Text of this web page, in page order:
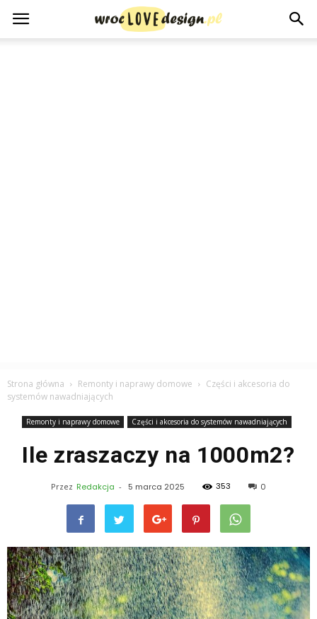
Strona główna Remonty i naprawy domowe
Części i akcesoria do
systemów nawadniających
Remonty i naprawy domowe Części i akcesoria do systemów nawadniających
Ile zraszaczy na 1000m2?
Przez Redakcja - 5 marca 2025 353 0